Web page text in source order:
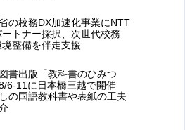
の校務DX加速化事業にNTT
ートナー採択、次世代校務
境整備を伴走支援
書出版「教科書のひみつ
6-11に日本橋三越で開催
の国語教科書や表紙の工夫